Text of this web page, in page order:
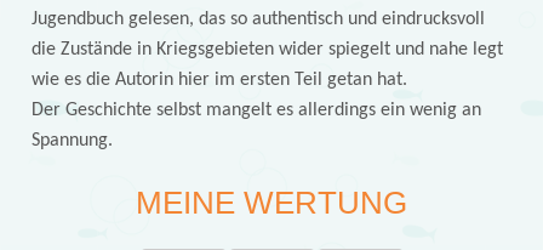
Jugendbuch gelesen, das so authentisch und eindrucksvoll
die Zustände in Kriegsgebieten wider spiegelt und nahe legt
wie es die Autorin hier im ersten Teil getan hat.
Der Geschichte selbst mangelt es allerdings ein wenig an
Spannung.
MEINE WERTUNG